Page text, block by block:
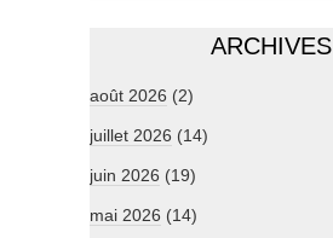
ARCHIVES
août 2026 (2)
juillet 2026 (14)
juin 2026 (19)
mai 2026 (14)